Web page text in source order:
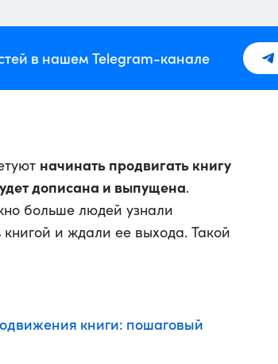
в нашем Telegram-канале
начинать продвигать книгу
дописана и выпущена.
больше людей узнали
и ждали ее выхода. Такой
книги: пошаговый